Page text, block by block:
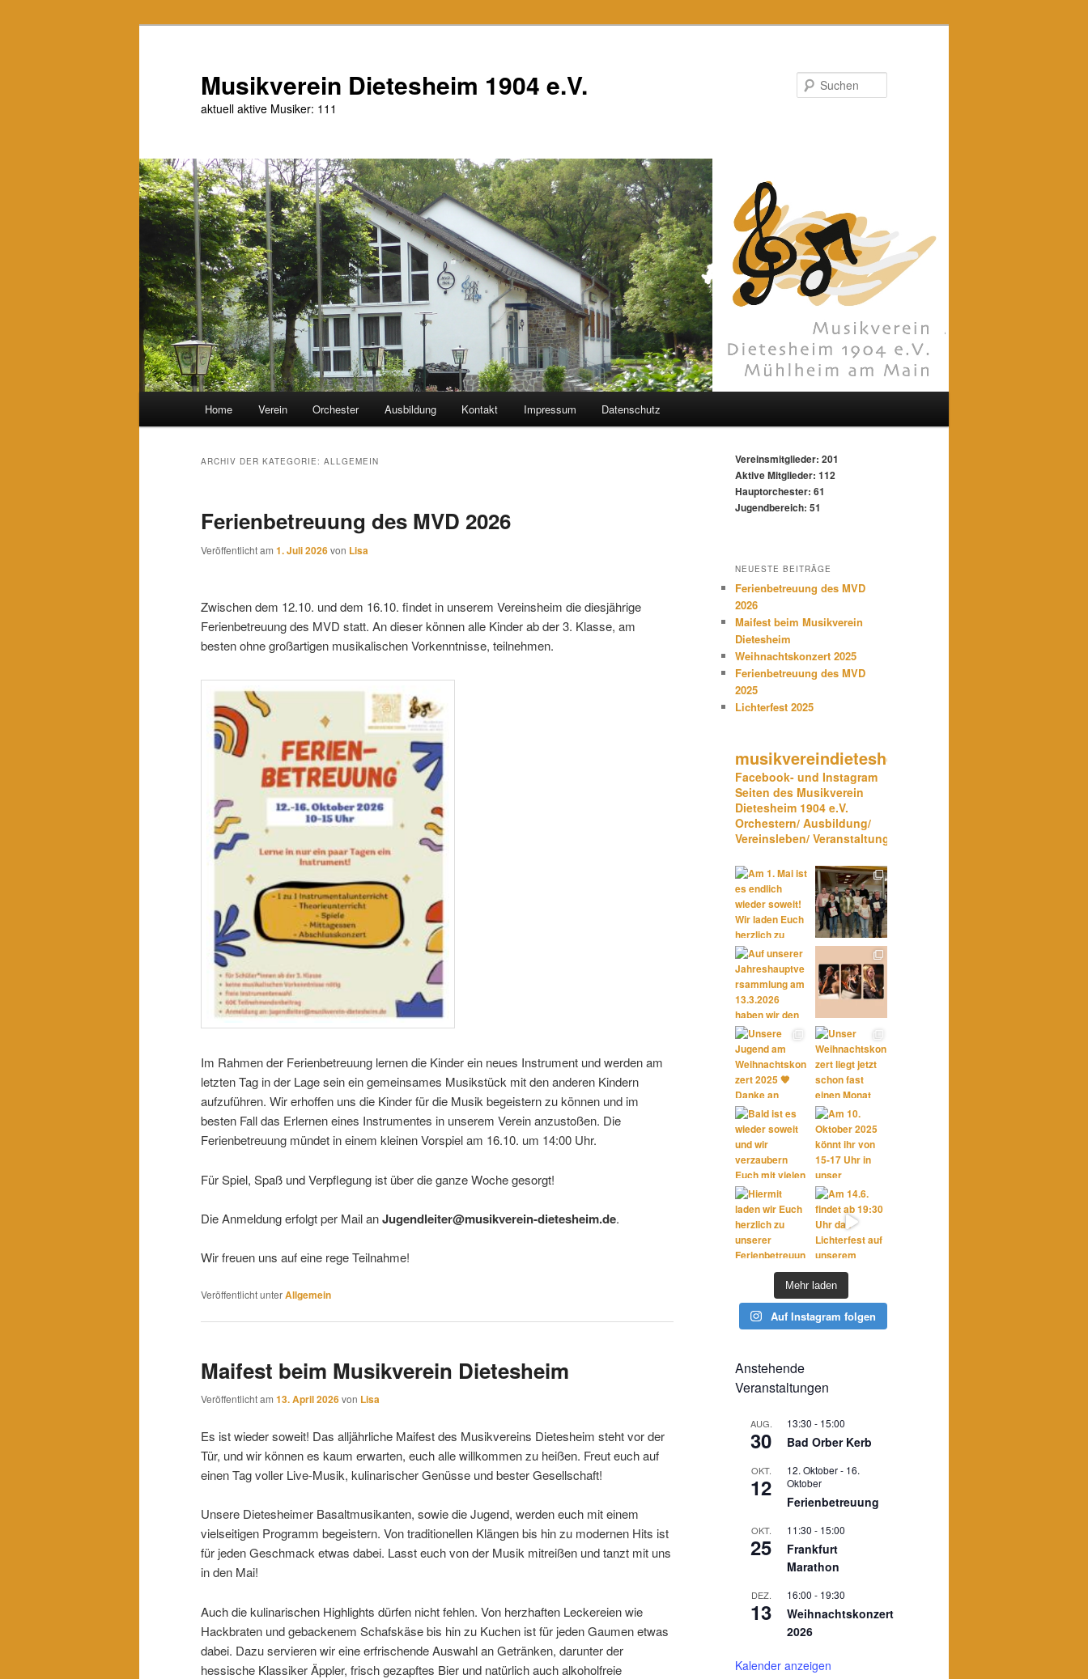
Musikverein Dietesheim 1904 e.V.
aktuell aktive Musiker: 111
Home Verein Orchester Ausbildung Kontakt Impressum Datenschutz
ARCHIV DER KATEGORIE: ALLGEMEIN
Ferienbetreuung des MVD 2026
Veröffentlicht am 1. Juli 2026von Lisa
Zwischen dem 12.10. und dem 16.10. findet in unserem Vereinsheim die diesjährige
Ferienbetreuung des MVD statt. An dieser können alle Kinder ab der 3. Klasse, am
besten ohne großartigen musikalischen Vorkenntnisse, teilnehmen.
Im Rahmen der Ferienbetreuung lernen die Kinder ein neues Instrument und werden am
letzten Tag in der Lage sein ein gemeinsames Musikstück mit den anderen Kindern
aufzuführen. Wir erhoffen uns die Kinder für die Musik begeistern zu können und im
besten Fall das Erlernen eines Instrumentes in unserem Verein anzustoßen. Die
Ferienbetreuung mündet in einem kleinen Vorspiel am 16.10. um 14:00 Uhr.
Für Spiel, Spaß und Verpflegung ist über die ganze Woche gesorgt!
Die Anmeldung erfolgt per Mail anJugendleiter@musikverein-dietesheim.de.
Wir freuen uns auf eine rege Teilnahme!
Veröffentlicht unterAllgemein
Maifest beim Musikverein Dietesheim
Veröffentlicht am 13. April 2026von Lisa
Es ist wieder soweit! Das alljährliche Maifest des Musikvereins Dietesheim steht vor der
Tür, und wir können es kaum erwarten, euch alle willkommen zu heißen. Freut euch auf
einen Tag voller Live-Musik, kulinarischer Genüsse und bester Gesellschaft!
Unsere Dietesheimer Basaltmusikanten, sowie die Jugend, werden euch mit einem
vielseitigen Programm begeistern. Von traditionellen Klängen bis hin zu modernen Hits ist
für jeden Geschmack etwas dabei. Lasst euch von der Musik mitreißen und tanzt mit uns
in den Mai!
Auch die kulinarischen Highlights dürfen nicht fehlen. Von herzhaften Leckereien wie
Hackbraten und gebackenem Schafskäse bis hin zu Kuchen ist für jeden Gaumen etwas
dabei. Dazu servieren wir eine erfrischende Auswahl an Getränken, darunter der
hessische Klassiker Äppler, frisch gezapftes Bier und natürlich auch alkoholfreie
Vereinsmitglieder: 201
Aktive Mitglieder: 112
Hauptorchester: 61
Jugendbereich: 51
NEUESTE BEITRÄGE
Ferienbetreuung des MVD
2026
Maifest beim Musikverein
Dietesheim
Weihnachtskonzert 2025
Ferienbetreuung des MVD
2025
Lichterfest 2025
musikvereindietesheim
Facebook- und Instagram
Seiten des Musikverein
Dietesheim 1904 e.V.
Orchestern/ Ausbildung/
Vereinsleben/ Veranstaltungen
Mehr laden
Auf Instagram folgen
Anstehende
Veranstaltungen
AUG.
30
13:30 - 15:00
Bad Orber Kerb
OKT.
12
12. Oktober- 16.
Oktober
Ferienbetreuung
OKT.
25
11:30 - 15:00
Frankfurt
Marathon
DEZ.
13
16:00 - 19:30
Weihnachtskonzert
2026
Kalender anzeigen